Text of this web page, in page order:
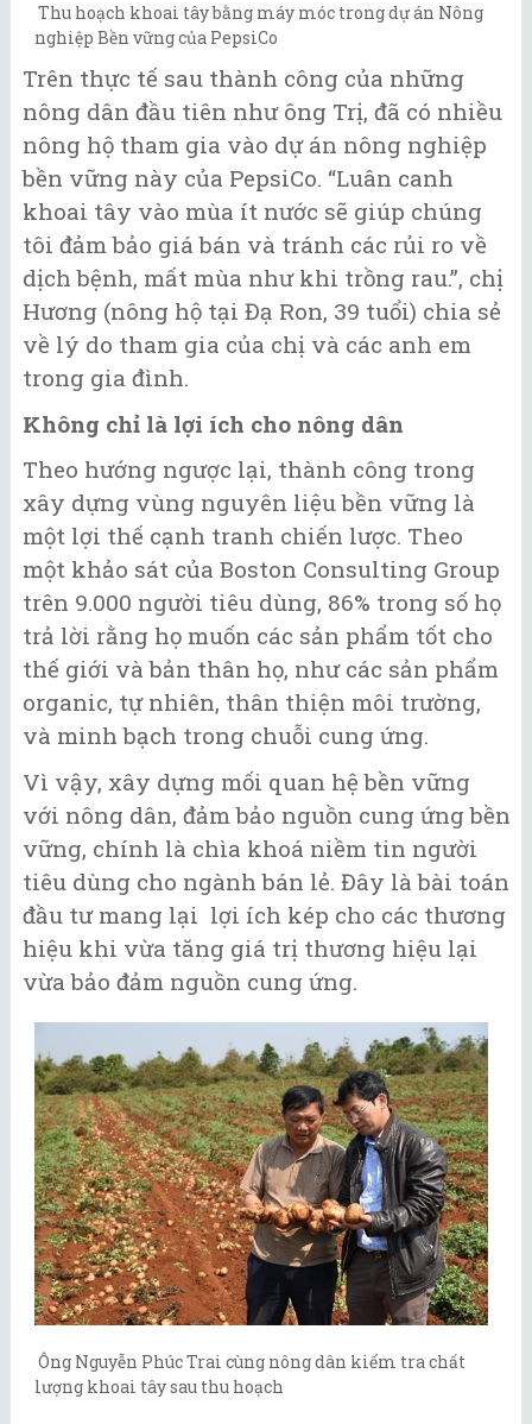
Thu hoạch khoai tây bằng máy móc trong dự án Nông
nghiệp Bền vững của PepsiCo
Trên thực tế sau thành công của những
nông dân đầu tiên như ông Trị, đã có nhiều
nông hộ tham gia vào dự án nông nghiệp
bền vững này của PepsiCo. “Luân canh
khoai tây vào mùa ít nước sẽ giúp chúng
tôi đảm bảo giá bán và tránh các rủi ro về
dịch bệnh, mất mùa như khi trồng rau.”, chị
Hương (nông hộ tại Đạ Ron, 39 tuổi) chia sẻ
về lý do tham gia của chị và các anh em
trong gia đình.
Không chỉ là lợi ích cho nông dân
Theo hướng ngược lại, thành công trong
xây dựng vùng nguyên liệu bền vững là
một lợi thế cạnh tranh chiến lược. Theo
một khảo sát của Boston Consulting Group
trên 9.000 người tiêu dùng, 86% trong số họ
trả lời rằng họ muốn các sản phẩm tốt cho
thế giới và bản thân họ, như các sản phẩm
organic, tự nhiên, thân thiện môi trường,
và minh bạch trong chuỗi cung ứng.
Vì vậy, xây dựng mối quan hệ bền vững
với nông dân, đảm bảo nguồn cung ứng bền
vững, chính là chìa khoá niềm tin người
tiêu dùng cho ngành bán lẻ. Đây là bài toán
đầu tư mang lại lợi ích kép cho các thương
hiệu khi vừa tăng giá trị thương hiệu lại
vừa bảo đảm nguồn cung ứng.
Ông Nguyễn Phúc Trai cùng nông dân kiểm tra chất
lượng khoai tây sau thu hoạch